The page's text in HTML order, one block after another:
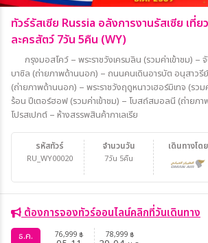
ทัวร์รัสเซีย Russia อลังการงานรัสเซีย เที่
ละครสัตว์ 7วัน 5คืน (WY)
กรุงมอสโคว์ – พระราชวังเครมลิน (รวมค่าเข้าชม) –
บาซิล (ถ่ายภาพด้านนอก) – ถนนคนเดินอารบัต อนุสาวรีย์
(ถ่ายภาพด้านนอก) – พระราชวังฤดูหนาวเฮอร์มิเทจ (รวม
ร้อน ปีเตอร์ฮอฟ (รวมค่าเข้าชม) – โบสถ์สมอลนี (ถ่ายภ
โปรสเปกต์ – ห้างสรรพสินค้ากาเลเรีย
รหัสทัวร์
RU_WY00020
จำนวนวัน
7วัน 5คืน
เดินทางโดย
ต้องการจองทัวร์ออนไลน์คลิกที่วันเดินทาง
ธ.ค.
76,999 ฿ 78,999 ฿